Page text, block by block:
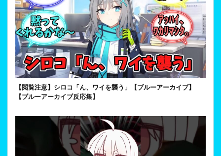
【閲覧注意】シロコ「ん、ワイを襲う」【ブルーアーカイブ】
【ブルーアーカイブ反応集】